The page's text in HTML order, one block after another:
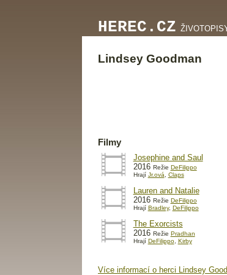
HEREC.CZ
Lindsey Goodman
Filmy
Josephine and Saul
2016 Režie DeFilippo
Hrají Jr.ová Claps
Lauren and Natalie
2016 Režie DeFilippo
Hrají Bradley, DeFilippo
The Exorcists
2016 Režie Pradhan
Hrají DeFilippo, Kirby
Více informací o herci Lindsey